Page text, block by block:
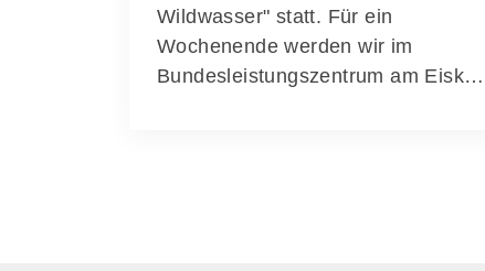
Wildwasser" statt. Für ein
Wochenende werden wir im
Bundesleistungszentrum am Eisk…